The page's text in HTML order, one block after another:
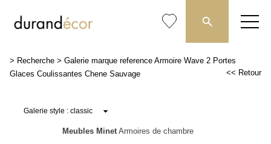
> Recherche > Galerie marque reference Armoire Wave 2 Portes
Glaces Coulissantes Chene Sauvage
<< Retour
Meubles MinetArmoires de chambre